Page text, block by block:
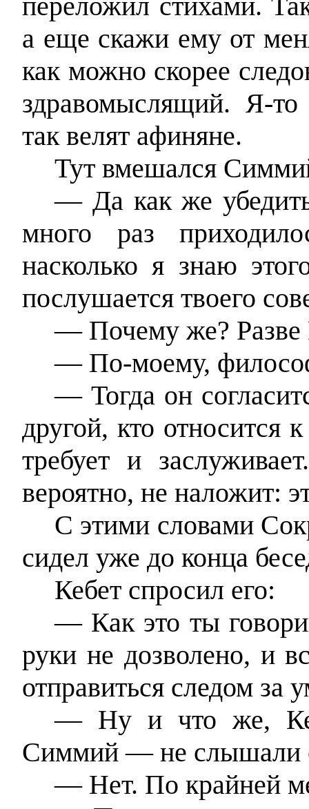
а еще скажи ему от
как можно скорее
здравомыслящий. Я-
так велят афиняне.
Тут вмешался
— Да как же
много раз
насколько я знаю
послушается твоего
— Почему же? Разве
— По-моему,
— Тогда он
другой, кто относится
требует и
вероятно, не наложит:
С этими словами
сидел уже до конца
Кебет спросил его:
— Как это ты
руки не дозволено, и
отправиться следом
— Ну и что же,
Симмий — не слышали
— Нет. По крайней